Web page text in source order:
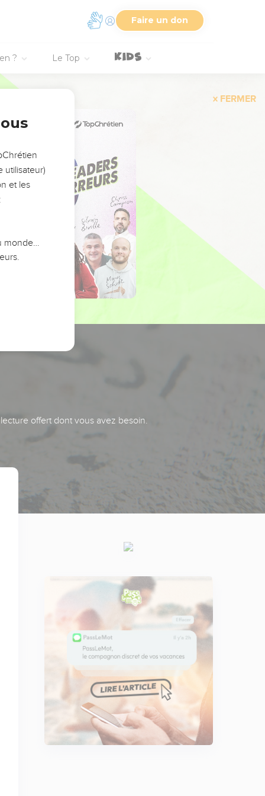
Faire un don
? Le Top
FERMER
offert dont vous avez besoin.
utilisateur)
et les
monde…